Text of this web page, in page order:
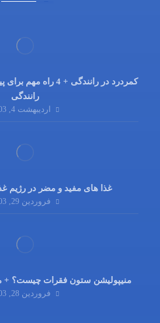
کمردرد در رانندگی + 4
رانندگی
اردیبهشت 4, 1403
غذا های مفید و مضر در رژیم
فروردین 29, 1403
منیپولیشن ستون فقرات چیست؟ +
فروردین 28, 1403